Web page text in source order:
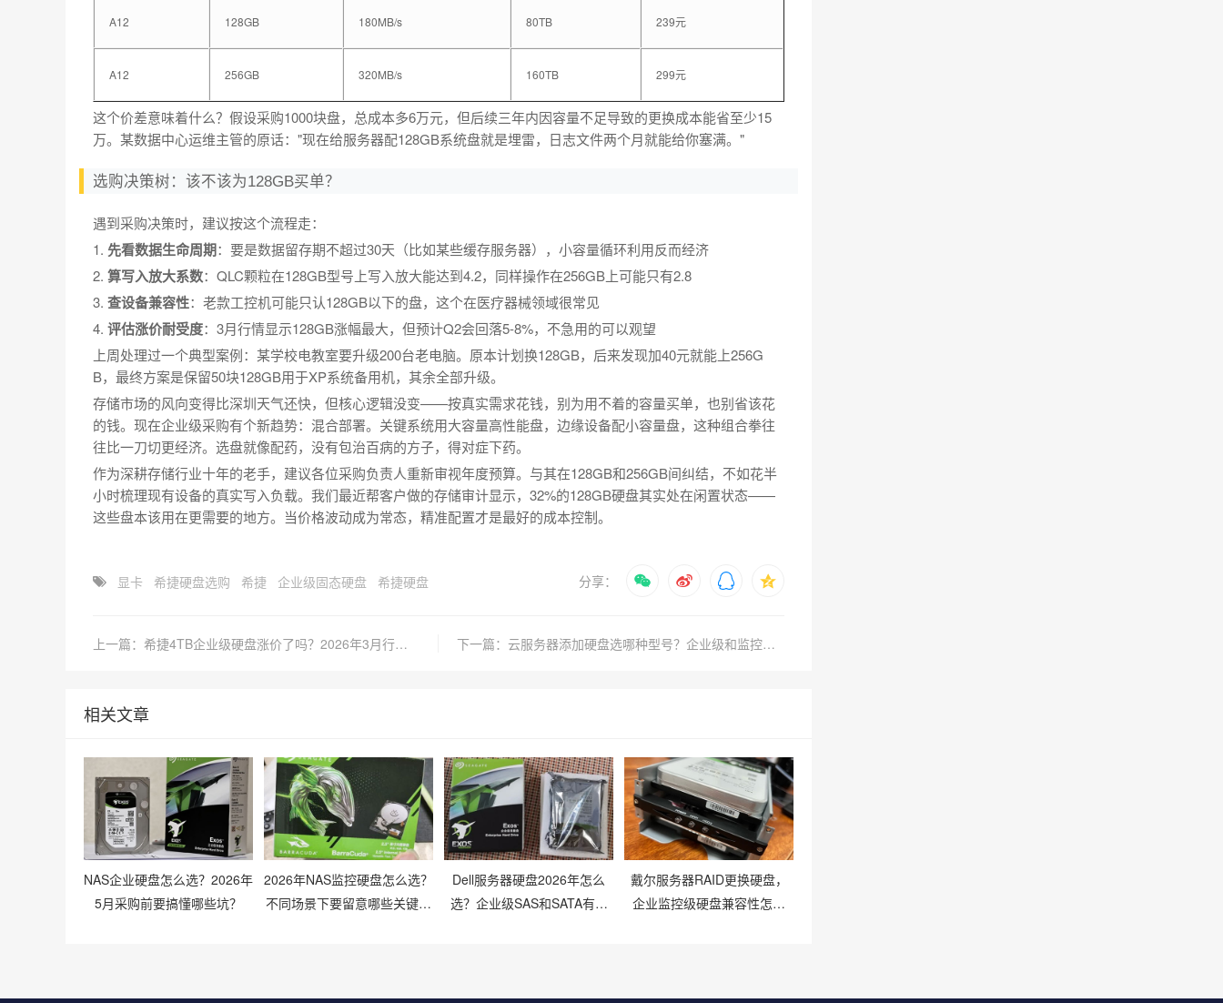
A12 128GB 180MB/s 80TB 239元
A12 256GB 320MB/s 160TB 299元
这个价差意味着什么？假设采购1000块盘，总成本多6万元，但后续三年内因容量不足导致的更换成本能省至少15
万。某数据中心运维主管的原话："现在给服务器配128GB系统盘就是埋雷，日志文件两个月就能给你塞满。"
选购决策树：该不该为128GB买单？
遇到采购决策时，建议按这个流程走：
1. 先看数据生命周期：要是数据留存期不超过30天（比如某些缓存服务器），小容量循环利用反而经济
2. 算写入放大系数：QLC颗粒在128GB型号上写入放大能达到4.2，同样操作在256GB上可能只有2.8
3. 查设备兼容性：老款工控机可能只认128GB以下的盘，这个在医疗器械领域很常见
4. 评估涨价耐受度：3月行情显示128GB涨幅最大，但预计Q2会回落5-8%，不急用的可以观望
上周处理过一个典型案例：某学校电教室要升级200台老电脑。原本计划换128GB，后来发现加40元就能上256G
B，最终方案是保留50块128GB用于XP系统备用机，其余全部升级。
存储市场的风向变得比深圳天气还快，但核心逻辑没变——按真实需求花钱，别为用不着的容量买单，也别省该花
的钱。现在企业级采购有个新趋势：混合部署。关键系统用大容量高性能盘，边缘设备配小容量盘，这种组合拳往
往比一刀切更经济。选盘就像配药，没有包治百病的方子，得对症下药。
作为深耕存储行业十年的老手，建议各位采购负责人重新审视年度预算。与其在128GB和256GB间纠结，不如花半
小时梳理现有设备的真实写入负载。我们最近帮客户做的存储审计显示，32%的128GB硬盘其实处在闲置状态——
这些盘本该用在更需要的地方。当价格波动成为常态，精准配置才是最好的成本控制。
显卡 希捷硬盘选购 希捷 企业级固态硬盘 希捷硬盘 分享：
上一篇：希捷4TB企业级硬盘涨价了吗？2026年3月行情走势如何？ 下一篇：云服务器添加硬盘选哪种型号？企业级和监控盘有何区别？
相关文章
NAS企业硬盘怎么选？2026年
5月采购前要搞懂哪些坑？
2026年NAS监控硬盘怎么选？
不同场景下要留意哪些关键参
Dell服务器硬盘2026年怎么
选？企业级SAS和SATA有啥
戴尔服务器RAID更换硬盘，
企业监控级硬盘兼容性怎么